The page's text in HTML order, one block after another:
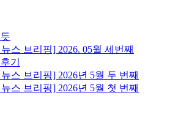
스 브리핑] 2026. 05월 세번째
기
스 브리핑] 2026년 5월 두 번째
스 브리핑] 2026년 5월 첫 번째